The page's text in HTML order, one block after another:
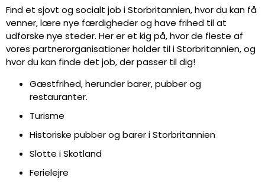
Find et sjovt og socialt job i Storbritannien, hvor du kan få
venner, lære nye færdigheder og have frihed til at
udforske nye steder. Her er et kig på, hvor de fleste af
vores partnerorganisationer holder til i Storbritannien, og
hvor du kan finde det job, der passer til dig!
Gæstfrihed, herunder barer, pubber og
restauranter.
Turisme
Historiske pubber og barer i Storbritannien
Slotte i Skotland
Ferielejre